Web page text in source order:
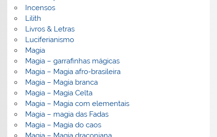
Incensos
Lilith
Livros & Letras
Luciferianismo
Magia
Magia – garrafinhas mágicas
Magia – Magia afro-brasileira
Magia – Magia branca
Magia – Magia Celta
Magia – Magia com elementais
Magia – magia das Fadas
Magia – Magia do caos